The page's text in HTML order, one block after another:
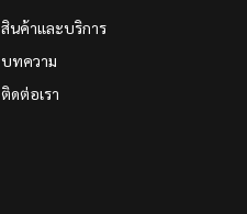
สินค้าและบริการ
บทความ
ติดต่อเรา